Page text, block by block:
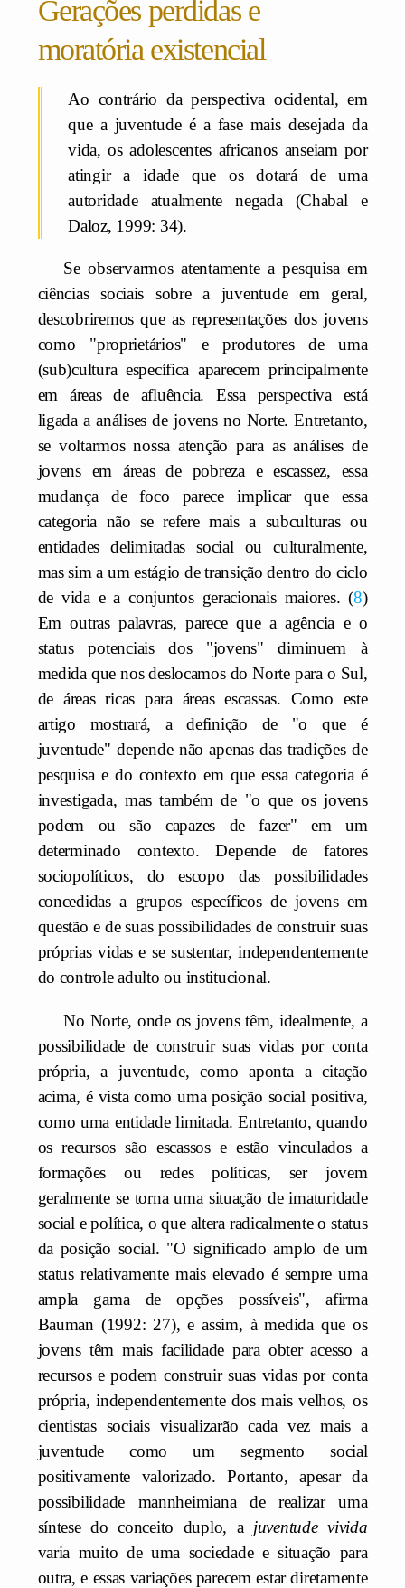
Gerações perdidas e
moratória existencial
Ao contrário da perspectiva ocidental, em
que a juventude é a fase mais desejada da
vida, os adolescentes africanos anseiam por
atingir a idade que os dotará de uma
autoridade atualmente negada (Chabal e
Daloz, 1999: 34).
Se observarmos atentamente a pesquisa em
ciências sociais sobre a juventude em geral,
descobriremos que as representações dos jovens
como "proprietários" e produtores de uma
(sub)cultura específica aparecem principalmente
em áreas de afluência. Essa perspectiva está
ligada a análises de jovens no Norte. Entretanto,
se voltarmos nossa atenção para as análises de
jovens em áreas de pobreza e escassez, essa
mudança de foco parece implicar que essa
categoria não se refere mais a subculturas ou
entidades delimitadas social ou culturalmente,
mas sim a um estágio de transição dentro do ciclo
de vida e a conjuntos geracionais maiores.
8
Em outras palavras, parece que a agência e o
status potenciais dos "jovens" diminuem à
medida que nos deslocamos do Norte para o Sul,
de áreas ricas para áreas escassas. Como este
artigo mostrará, a definição de "o que é
juventude" depende não apenas das tradições de
pesquisa e do contexto em que essa categoria é
investigada, mas também de "o que os jovens
podem ou são capazes de fazer" em um
determinado contexto. Depende de fatores
sociopolíticos, do escopo das possibilidades
concedidas a grupos específicos de jovens em
questão e de suas possibilidades de construir suas
próprias vidas e se sustentar, independentemente
do controle adulto ou institucional.
No Norte, onde os jovens têm, idealmente, a
possibilidade de construir suas vidas por conta
própria, a juventude, como aponta a citação
acima, é vista como uma posição social positiva,
como uma entidade limitada. Entretanto, quando
os recursos são escassos e estão vinculados a
formações ou redes políticas, ser jovem
geralmente se torna uma situação de imaturidade
social e política, o que altera radicalmente o status
da posição social. "O significado amplo de um
status relativamente mais elevado é sempre uma
ampla gama de opções possíveis", afirma
Bauman (1992: 27), e assim, à medida que os
jovens têm mais facilidade para obter acesso a
recursos e podem construir suas vidas por conta
própria, independentemente dos mais velhos, os
cientistas sociais visualizarão cada vez mais a
juventude como um segmento social
positivamente valorizado. Portanto, apesar da
possibilidade mannheimiana de realizar uma
síntese do conceito duplo, a juventude vivida
varia muito de uma sociedade e situação para
outra, e essas variações parecem estar diretamente